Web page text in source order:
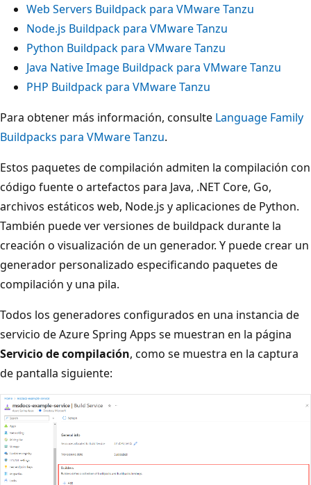
Web Servers Buildpack para VMware Tanzu
Node.js Buildpack para VMware Tanzu
Python Buildpack para VMware Tanzu
Java Native Image Buildpack para VMware Tanzu
PHP Buildpack para VMware Tanzu
Para obtener más información, consulte Language Family
Buildpacks para VMware Tanzu.
Estos paquetes de compilación admiten la compilación con
código fuente o artefactos para Java, .NET Core, Go,
archivos estáticos web, Node.js y aplicaciones de Python.
También puede ver versiones de buildpack durante la
creación o visualización de un generador. Y puede crear un
generador personalizado especificando paquetes de
compilación y una pila.
Todos los generadores configurados en una instancia de
servicio de Azure Spring Apps se muestran en la página
Servicio de compilación, como se muestra en la captura
de pantalla siguiente: